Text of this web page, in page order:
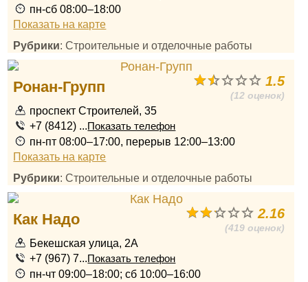
пн-сб 08:00–18:00
Показать на карте
Рубрики: Строительные и отделочные работы
1.5
(12 оценок)
Ронан-Групп
проспект Строителей, 35
+7 (8412) ...Показать телефон
пн-пт 08:00–17:00, перерыв 12:00–13:00
Показать на карте
Рубрики: Строительные и отделочные работы
2.16
(419 оценок)
Как Надо
Бекешская улица, 2А
+7 (967) 7...Показать телефон
пн-чт 09:00–18:00; сб 10:00–16:00